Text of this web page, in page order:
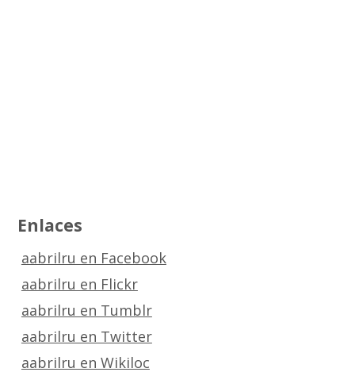
Enlaces
aabrilru en Facebook
aabrilru en Flickr
aabrilru en Tumblr
aabrilru en Twitter
aabrilru en Wikiloc